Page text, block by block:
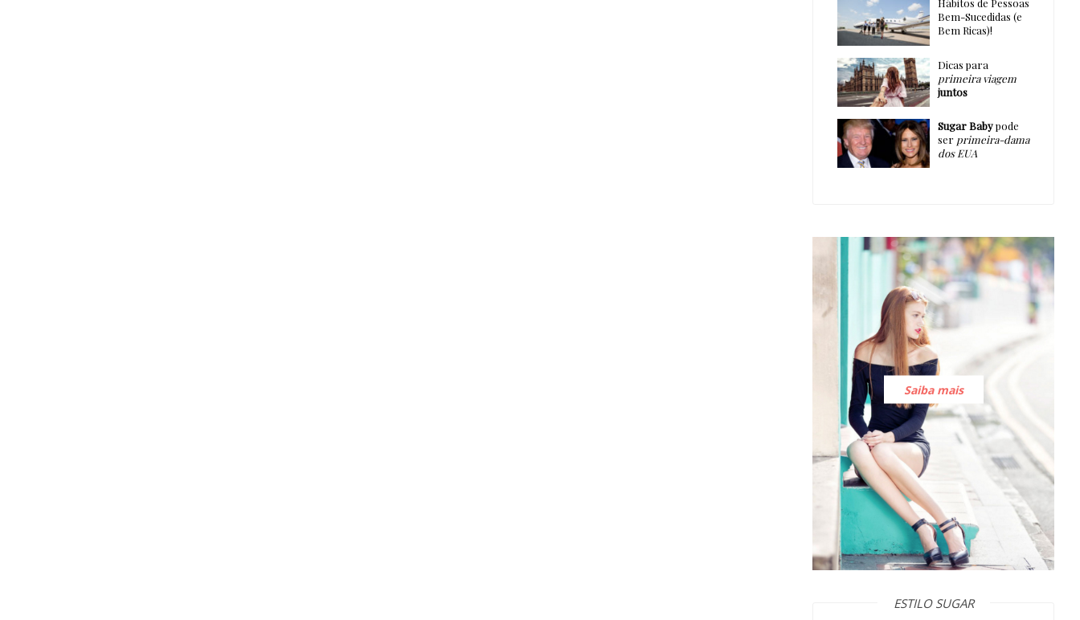
Hábitos de Pessoas
Bem-Sucedidas (e
Bem Ricas)!
Dicas para
primeira viagem
juntos
Sugar Babypode
ser primeira-dama
dos EUA
Saiba mais
ESTILO SUGAR